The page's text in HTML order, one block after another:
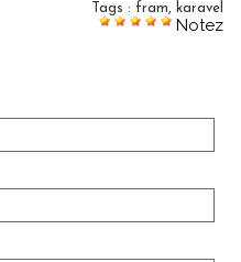
Tags : fram, karavel
Notez